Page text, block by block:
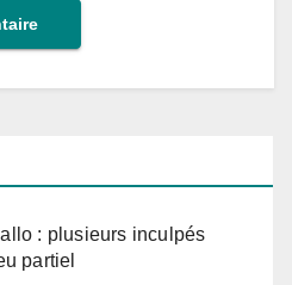
: plusieurs inculpés
partiel